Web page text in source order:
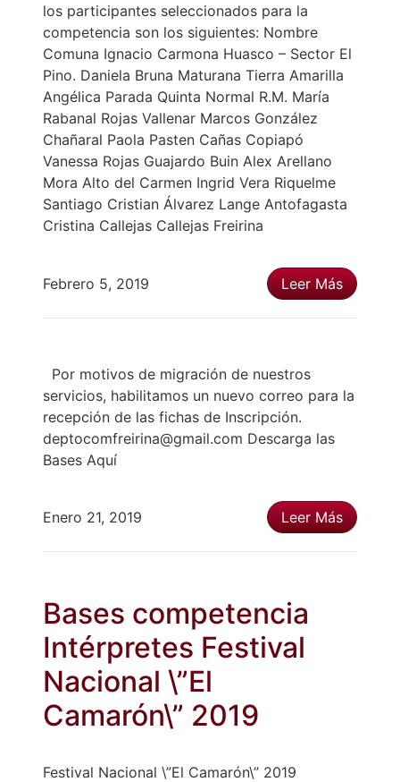
los participantes seleccionados para la
competencia son los siguientes: Nombre
Comuna Ignacio Carmona Huasco – Sector El
Pino. Daniela Bruna Maturana Tierra Amarilla
Angélica Parada Quinta Normal R.M. María
Rabanal Rojas Vallenar Marcos González
Chañaral Paola Pasten Cañas Copiapó
Vanessa Rojas Guajardo Buin Alex Arellano
Mora Alto del Carmen Ingrid Vera Riquelme
Santiago Cristian Álvarez Lange Antofagasta
Cristina Callejas Callejas Freirina
Febrero 5, 2019 Leer Más
Por motivos de migración de nuestros
servicios, habilitamos un nuevo correo para la
recepción de las fichas de Inscripción.
deptocomfreirina@gmail.com Descarga las
Bases Aquí
Enero 21, 2019 Leer Más
Bases competencia
Intérpretes Festival
Nacional \”El
Camarón\” 2019
Festival Nacional \”El Camarón\” 2019